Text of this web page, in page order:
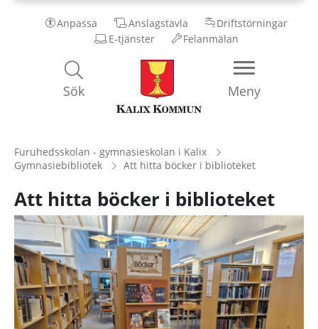
Anpassa Anslagstavla
Driftstörningar
E-tjänster
Felanmälan
Kalix
Kommun
Meny
Sök
Furuhedsskolan - gymnasieskolan i Kalix
Gymnasiebibliotek
Att hitta böcker i biblioteket
Att hitta böcker i biblioteket